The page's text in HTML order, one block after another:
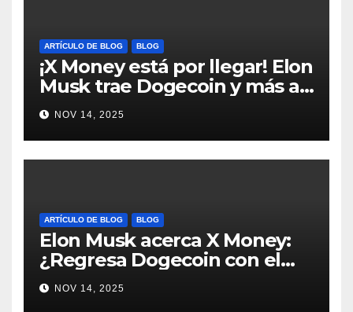
ARTÍCULO DE BLOG BLOG
¡X Money está por llegar! Elon
Musk trae Dogecoin y más al
mundo de pagos #Crypto
#Dogecoin
NOV 14, 2025
ARTÍCULO DE BLOG BLOG
Elon Musk acerca X Money:
¿Regresa Dogecoin con el
nuevo pago nativo? #Cripto
#Dogecoin
NOV 14, 2025